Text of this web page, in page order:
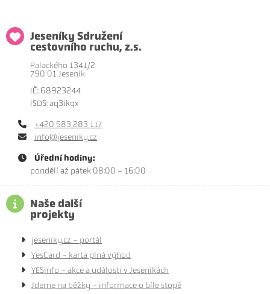
Jeseníky Sdružení
cestovního ruchu, z.s.
Palackého 1341/2
790 01 Jeseník
IČ: 68923244
ISDS: aq3ikqx
+420 583 283 117
info@jeseniky.cz
Úřední hodiny:
pondělí až pátek 08:00 - 16:00
Naše další
projekty
jeseniky.cz - portál
YesCard - karta plná výhod
YESinfo - akce a události v Jeseníkách
Jdeme na běžky - informace o bíle stopě